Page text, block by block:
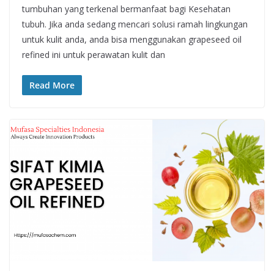
tumbuhan yang terkenal bermanfaat bagi Kesehatan
tubuh. Jika anda sedang mencari solusi ramah lingkungan
untuk kulit anda, anda bisa menggunakan grapeseed oil
refined ini untuk perawatan kulit dan
Read More